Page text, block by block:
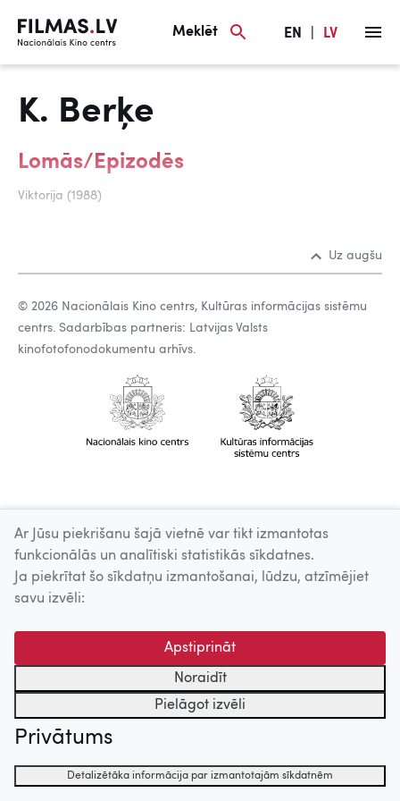
Meklēt EN LV
K. Berķe
Lomās/Epizodēs
Viktorija (1988)
Uz augšu
© 2026 Nacionālais Kino centrs, Kultūras informācijas sistēmu
centrs. Sadarbības partneris: Latvijas Valsts
kinofotofonodokumentu arhīvs.
Ar Jūsu piekrišanu šajā vietnē var tikt izmantotas
funkcionālās un analītiski statistikās sīkdatnes.
Ja piekrītat šo sīkdatņu izmantošanai, lūdzu, atzīmējiet
savu izvēli:
Apstiprināt
Noraidīt
Pielāgot izvēli
Privātums
Detalizētāka informācija par izmantotajām sīkdatnēm